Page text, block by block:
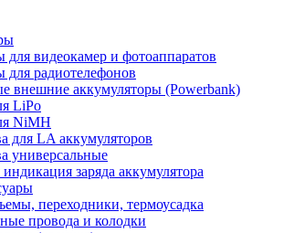
для видеокамер и фотоаппаратов
для радиотелефонов
внешние аккумуляторы (Powerbank)
LiPo
NiMH
для LA аккумуляторов
универсальные
индикация заряда аккумулятора
переходники, термоусадка
провода и колодки